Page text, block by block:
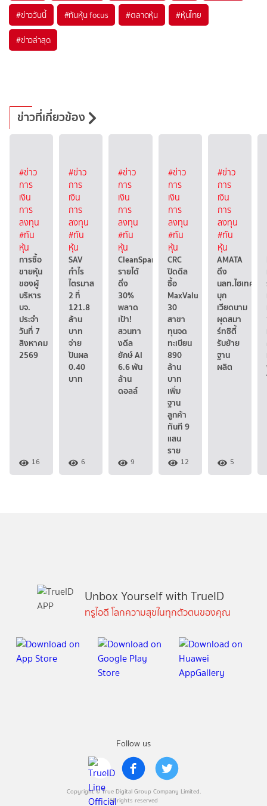
#ข่าววันนี้ #ทันหุ้น focus #ตลาดหุ้น #หุ้นไทย
#ข่าวล่าสุด
ข่าวที่เกี่ยวข้อง
#ข่าว
การ
เงิน
การ
ลงทุน
#ทัน
หุ้น
การซื้อ
ขายหุ้น
ของผู้
บริหาร
บจ.
ประจำ
วันที่ 7
สิงหาคม
2569
16
#ข่าว
การ
เงิน
การ
ลงทุน
#ทัน
หุ้น
SAV
กำไร
ไตรมาส
2 ที่
121.8
ล้าน
บาท
จ่าย
ปันผล
0.40
บาท
6
#ข่าว
การ
เงิน
การ
ลงทุน
#ทัน
หุ้น
CleanSpark
รายได้
ดิ่ง
30%
พลาด
เป้า!
สวนทา
งดีล
ยักษ์ AI
6.6 พัน
ล้าน
ดอลล์
9
#ข่าว
การ
เงิน
การ
ลงทุน
#ทัน
หุ้น
CRC
ปิดดีล
ซื้อ
MaxValu
30
สาขา
ทุนจด
ทะเบียน
890
ล้าน
บาท
เพิ่ม
ฐาน
ลูกค้า
ทันที 9
แสน
ราย
12
#ข่าว
การ
เงิน
การ
ลงทุน
#ทัน
หุ้น
AMATA
ดึง
นลท.ไฮเทค
บุก
เวียดนาม
ผุดสมา
ร์ทซิตี้
รับย้าย
ฐาน
ผลิต
5
Follow us
Copyright © True Digital Group Company Limited.
All rights reserved
Unbox Yourself with TrueID
ทรูไอดี โลกความสุขในทุกตัวตนของคุณ